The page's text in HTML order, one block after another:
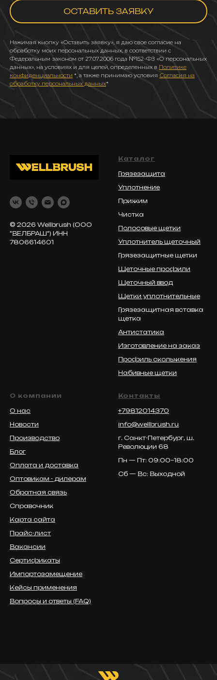
ОСТАВИТЬ ЗАЯВКУ
Нажимая кнопку «Оставить заявку», я даю свое согласие на
обработку моих персональных данных, в соответствии с
Федеральным законом от 27.07.2006 года №152-ФЗ «О персональных
данных», на условиях и для целей, определенных в Политике
конфиденциальности *, а также принимаю условия Согласия на
обработку персональных данных*
© 2026 Wellbrush (ООО
"ВЕЛБРАШ") ИНН
7806614601
Каталог
Грязезащита
Уплотнение
Прижим
Чистка
Полосовые щетки
Уплотнитель щеточный
Грязезащитные щетки
Щеточные профили
Щеточный ввод
Щетки уплотнительные
Грязезащитная вставка
щетка
Антистатика
Изготовление на заказ
Профиль скольжения
Набивные щетки
О компании
О нас
Новости
Производство
Блог
Оплата и доставка
Оптовикам - дилерам
Обратная связь
Справочник
Карта сайта
Прайс-лист
Вакансии
Сертификаты
Импортозамещение
Кейсы применения
Вопросы и ответы (FAQ)
Контакты
+79812014370
info@wellbrush.ru
г. Санкт-Петербург, ш.
Революции 68
Пн — Пт: 09:00–18:00
Сб — Вс: Выходной